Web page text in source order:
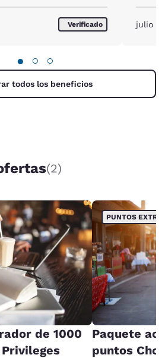
Verificado julio de
● ○ ○
todos los beneficios
(2)
de 1000
PUNTOS EXTRA
Paquete
puntos